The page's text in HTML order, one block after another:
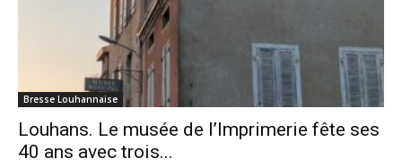
Bresse Louhannaise
Louhans. Le musée de l’Imprimerie fête ses
40 ans avec trois...